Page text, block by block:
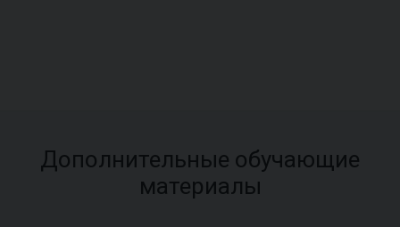
Дополнительные обучающие
материалы